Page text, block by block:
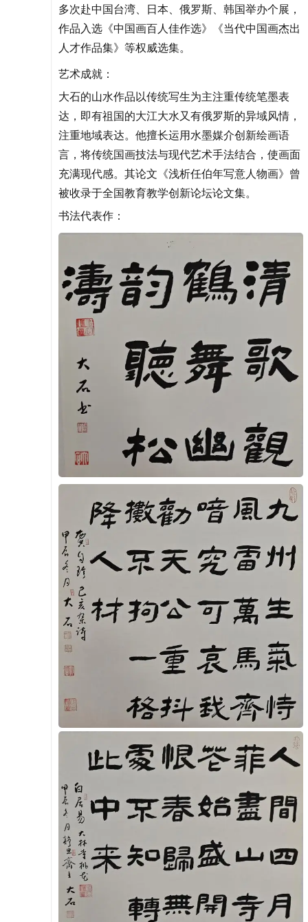
多次赴中国台湾、日本、俄罗斯、韩国举办个展，
作品入选《中国画百人佳作选》《当代中国画杰出
人才作品集》等权威选集。
艺术成就：
大石的山水作品以传统写生为主注重传统笔墨表
达，即有祖国的大江大水又有俄罗斯的异域风情，
注重地域表达。他擅长运用水墨媒介创新绘画语
言，将传统国画技法与现代艺术手法结合，使画面
充满现代感。其论文《浅析任伯年写意人物画》曾
被收录于全国教育教学创新论坛论文集。
书法代表作：